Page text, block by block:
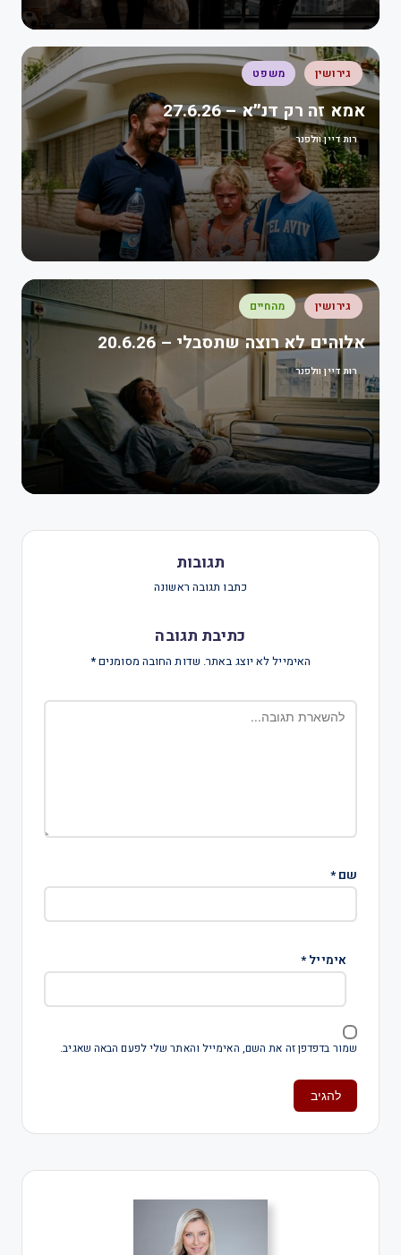
גירושין משפט
אמא זה רק דנ״א – 27.6.26
רות דיין וולפנר
גירושין מהחיים
אלוהים לא רוצה שתסבלי – 20.6.26
רות דיין וולפנר
תגובות
כתבו תגובה ראשונה
כתיבת תגובה
האימייל לא יוצג באתר. שדות החובה מסומנים*
שם*
אימייל*
שמור בדפדפן זה את השם, האימייל והאתר שלי לפעם הבאה שאגיב.